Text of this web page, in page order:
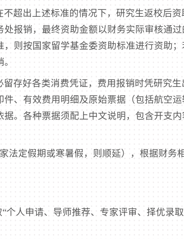
不超出上述标准的情况下，研究生返校后
报销，最终资助金额以财务实际审核通
则按国家留学基金委资助标准进行资助
留存好各类消费凭证，费用报销时凭研究
、有效费用明细及原始票据（包括航空
。各种票据须配上中文说明，包含开支
法定假期或寒暑假，则顺延），根据财务
个人申请、导师推荐、专家评审、择优录取